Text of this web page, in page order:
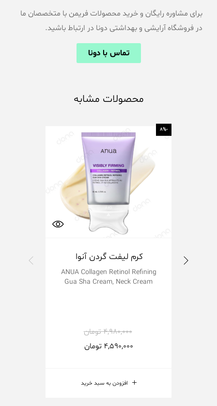
برای مشاوره رایگان و خرید محصولات فریمن با متخصصان ما
در فروشگاه آرایشی و بهداشتی دونا در ارتباط باشید.
تماس با دونا
محصولات مشابه
-8%
افزودن به سبد خرید
کرم لیفت گردن آنوا
ANUA Collagen Retinol Refining
Gua Sha Cream, Neck Cream
4,980,000تومان
4,590,000 تومان